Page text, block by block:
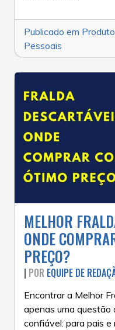
Publicado em
Pessoais
MELHOR
ONDE
PREÇO?
| POR EQUIPE DE
Encontrar a Melhor
apenas uma questão
confiável: para pais